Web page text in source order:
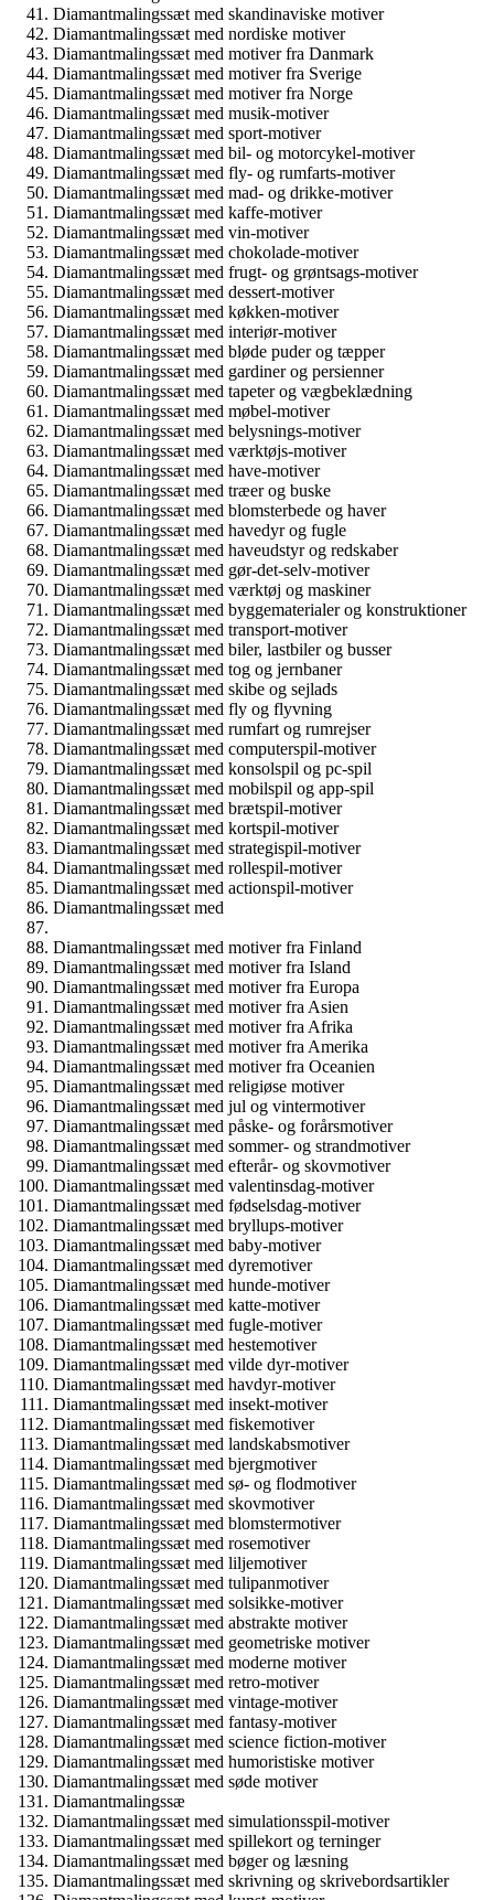
Diamantmalingssæt med skandinaviske motiver
Diamantmalingssæt med nordiske motiver
Diamantmalingssæt med motiver fra Danmark
Diamantmalingssæt med motiver fra Sverige
Diamantmalingssæt med motiver fra Norge
Diamantmalingssæt med musik-motiver
Diamantmalingssæt med sport-motiver
Diamantmalingssæt med bil- og motorcykel-motiver
Diamantmalingssæt med fly- og rumfarts-motiver
Diamantmalingssæt med mad- og drikke-motiver
Diamantmalingssæt med kaffe-motiver
Diamantmalingssæt med vin-motiver
Diamantmalingssæt med chokolade-motiver
Diamantmalingssæt med frugt- og grøntsags-motiver
Diamantmalingssæt med dessert-motiver
Diamantmalingssæt med køkken-motiver
Diamantmalingssæt med interiør-motiver
Diamantmalingssæt med bløde puder og tæpper
Diamantmalingssæt med gardiner og persienner
Diamantmalingssæt med tapeter og vægbeklædning
Diamantmalingssæt med møbel-motiver
Diamantmalingssæt med belysnings-motiver
Diamantmalingssæt med værktøjs-motiver
Diamantmalingssæt med have-motiver
Diamantmalingssæt med træer og buske
Diamantmalingssæt med blomsterbede og haver
Diamantmalingssæt med havedyr og fugle
Diamantmalingssæt med haveudstyr og redskaber
Diamantmalingssæt med gør-det-selv-motiver
Diamantmalingssæt med værktøj og maskiner
Diamantmalingssæt med byggematerialer og konstruktioner
Diamantmalingssæt med transport-motiver
Diamantmalingssæt med biler, lastbiler og busser
Diamantmalingssæt med tog og jernbaner
Diamantmalingssæt med skibe og sejlads
Diamantmalingssæt med fly og flyvning
Diamantmalingssæt med rumfart og rumrejser
Diamantmalingssæt med computerspil-motiver
Diamantmalingssæt med konsolspil og pc-spil
Diamantmalingssæt med mobilspil og app-spil
Diamantmalingssæt med brætspil-motiver
Diamantmalingssæt med kortspil-motiver
Diamantmalingssæt med strategispil-motiver
Diamantmalingssæt med rollespil-motiver
Diamantmalingssæt med actionspil-motiver
Diamantmalingssæt med
Diamantmalingssæt med motiver fra Finland
Diamantmalingssæt med motiver fra Island
Diamantmalingssæt med motiver fra Europa
Diamantmalingssæt med motiver fra Asien
Diamantmalingssæt med motiver fra Afrika
Diamantmalingssæt med motiver fra Amerika
Diamantmalingssæt med motiver fra Oceanien
Diamantmalingssæt med religiøse motiver
Diamantmalingssæt med jul og vintermotiver
Diamantmalingssæt med påske- og forårsmotiver
Diamantmalingssæt med sommer- og strandmotiver
Diamantmalingssæt med efterår- og skovmotiver
Diamantmalingssæt med valentinsdag-motiver
Diamantmalingssæt med fødselsdag-motiver
Diamantmalingssæt med bryllups-motiver
Diamantmalingssæt med baby-motiver
Diamantmalingssæt med dyremotiver
Diamantmalingssæt med hunde-motiver
Diamantmalingssæt med katte-motiver
Diamantmalingssæt med fugle-motiver
Diamantmalingssæt med hestemotiver
Diamantmalingssæt med vilde dyr-motiver
Diamantmalingssæt med havdyr-motiver
Diamantmalingssæt med insekt-motiver
Diamantmalingssæt med fiskemotiver
Diamantmalingssæt med landskabsmotiver
Diamantmalingssæt med bjergmotiver
Diamantmalingssæt med sø- og flodmotiver
Diamantmalingssæt med skovmotiver
Diamantmalingssæt med blomstermotiver
Diamantmalingssæt med rosemotiver
Diamantmalingssæt med liljemotiver
Diamantmalingssæt med tulipanmotiver
Diamantmalingssæt med solsikke-motiver
Diamantmalingssæt med abstrakte motiver
Diamantmalingssæt med geometriske motiver
Diamantmalingssæt med moderne motiver
Diamantmalingssæt med retro-motiver
Diamantmalingssæt med vintage-motiver
Diamantmalingssæt med fantasy-motiver
Diamantmalingssæt med science fiction-motiver
Diamantmalingssæt med humoristiske motiver
Diamantmalingssæt med søde motiver
Diamantmalingssæ
Diamantmalingssæt med simulationsspil-motiver
Diamantmalingssæt med spillekort og terninger
Diamantmalingssæt med bøger og læsning
Diamantmalingssæt med skrivning og skrivebordsartikler